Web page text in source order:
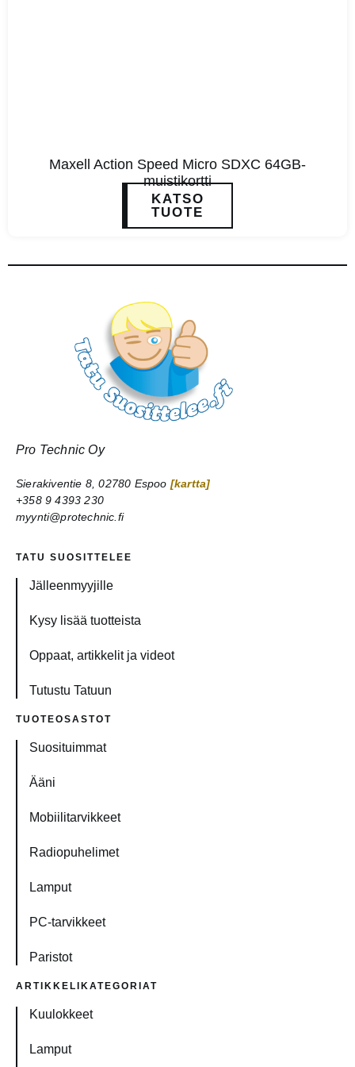
Maxell Action Speed Micro SDXC 64GB-
muistikortti
KATSO
TUOTE
Pro Technic Oy
Sierakiventie 8, 02780 Espoo [kartta]
+358 9 4393 230
myynti@protechnic.fi
TATU SUOSITTELEE
Jälleenmyyjille
Kysy lisää tuotteista
Oppaat, artikkelit ja videot
Tutustu Tatuun
TUOTEOSASTOT
Suosituimmat
Ääni
Mobiilitarvikkeet
Radiopuhelimet
Lamput
PC-tarvikkeet
Paristot
ARTIKKELIKATEGORIAT
Kuulokkeet
Lamput